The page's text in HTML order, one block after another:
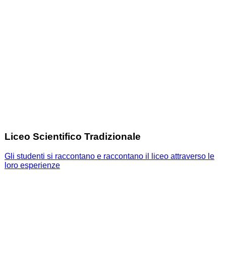
Liceo Scientifico Tradizionale
Gli studenti si raccontano e raccontano il liceo attraverso le
loro esperienze